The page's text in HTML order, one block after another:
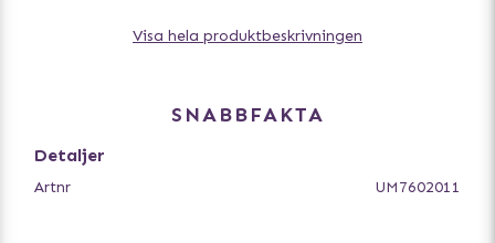
Det viktigaste måttet är bröstmåttet bakom frambenen,
extra. För små hundar under 5kg är det lagom med ca 3-
Visa hela produktbeskrivningen
SNABBFAKTA
Detaljer
Artnr UM7602011